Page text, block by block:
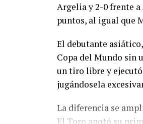
Argelia y 2-0 frente
puntos, al igual que
El debutante
Copa del Mundo sin
un tiro libre y
jugándosela
La diferencia se
El Toro anotó su